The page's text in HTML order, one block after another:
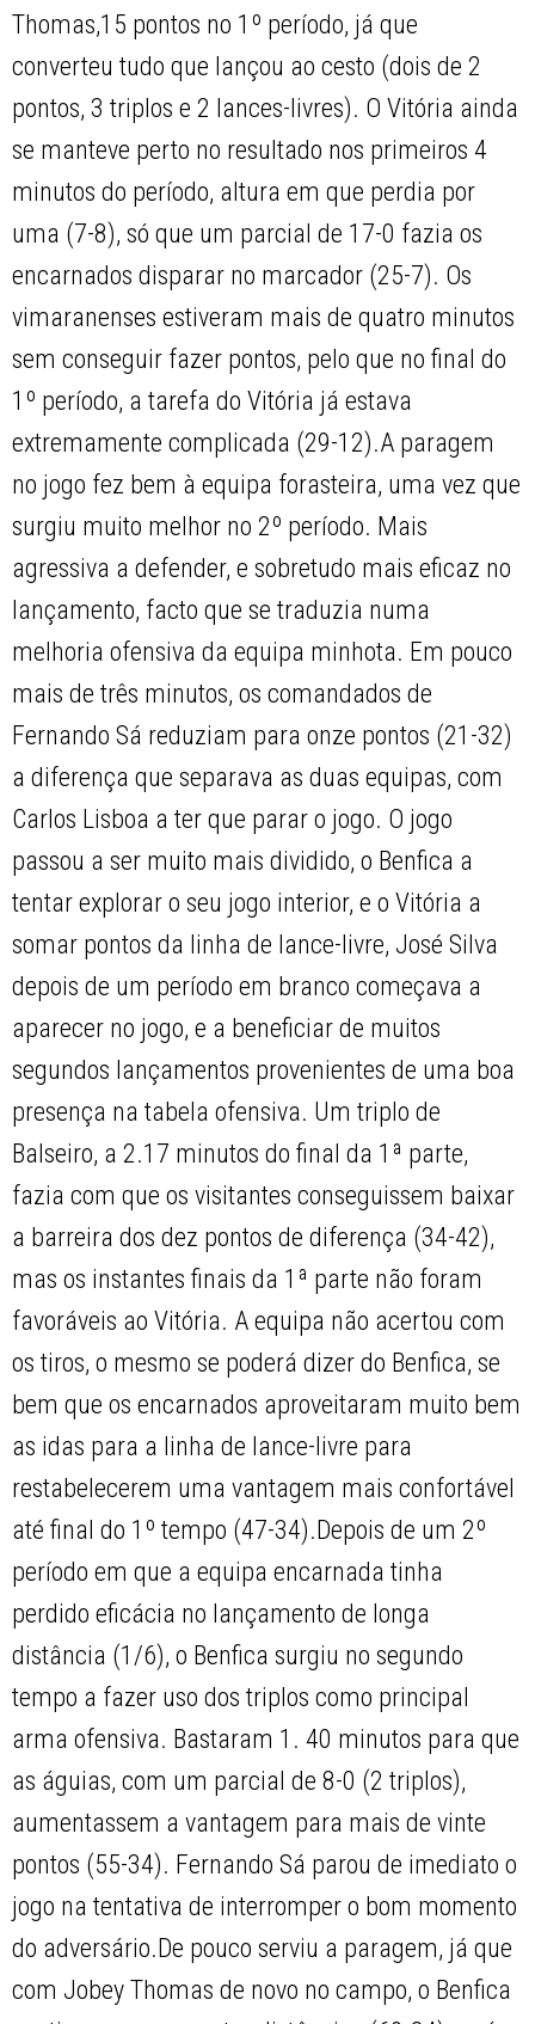
Thomas,15 pontos no 1º período, já que
converteu tudo que lançou ao cesto (dois de 2
pontos, 3 triplos e 2 lances-livres). O Vitória ainda
se manteve perto no resultado nos primeiros 4
minutos do período, altura em que perdia por
uma (7-8), só que um parcial de 17-0 fazia os
encarnados disparar no marcador (25-7). Os
vimaranenses estiveram mais de quatro minutos
sem conseguir fazer pontos, pelo que no final do
1º período, a tarefa do Vitória já estava
extremamente complicada (29-12).A paragem
no jogo fez bem à equipa forasteira, uma vez que
surgiu muito melhor no 2º período. Mais
agressiva a defender, e sobretudo mais eficaz no
lançamento, facto que se traduzia numa
melhoria ofensiva da equipa minhota. Em pouco
mais de três minutos, os comandados de
Fernando Sá reduziam para onze pontos (21-32)
a diferença que separava as duas equipas, com
Carlos Lisboa a ter que parar o jogo. O jogo
passou a ser muito mais dividido, o Benfica a
tentar explorar o seu jogo interior, e o Vitória a
somar pontos da linha de lance-livre, José Silva
depois de um período em branco começava a
aparecer no jogo, e a beneficiar de muitos
segundos lançamentos provenientes de uma boa
presença na tabela ofensiva. Um triplo de
Balseiro, a 2.17 minutos do final da 1ª parte,
fazia com que os visitantes conseguissem baixar
a barreira dos dez pontos de diferença (34-42),
mas os instantes finais da 1ª parte não foram
favoráveis ao Vitória. A equipa não acertou com
os tiros, o mesmo se poderá dizer do Benfica, se
bem que os encarnados aproveitaram muito bem
as idas para a linha de lance-livre para
restabelecerem uma vantagem mais confortável
até final do 1º tempo (47-34).Depois de um 2º
período em que a equipa encarnada tinha
perdido eficácia no lançamento de longa
distância (1/6), o Benfica surgiu no segundo
tempo a fazer uso dos triplos como principal
arma ofensiva. Bastaram 1. 40 minutos para que
as águias, com um parcial de 8-0 (2 triplos),
aumentassem a vantagem para mais de vinte
pontos (55-34). Fernando Sá parou de imediato o
jogo na tentativa de interromper o bom momento
do adversário.De pouco serviu a paragem, já que
com Jobey Thomas de novo no campo, o Benfica